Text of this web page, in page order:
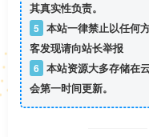
其真实性负责。
5 本站一律禁止以任何
客发现请向站长举报
6 本站资源大多存储在
会第一时间更新。